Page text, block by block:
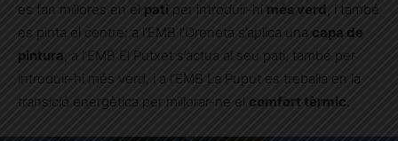
es fan millores en el
pati per introduir-hi més verd , i també
es pinta el centre; a l’EMB l’Oreneta s’aplica una capa de
pintura ; a l’EMB El Putxet s’actua al seu pati, també per
introduir-hi més verd, i a l’EMB La Puput es treballa en la
transició energètica per millorar-ne el comfort tèrmic.